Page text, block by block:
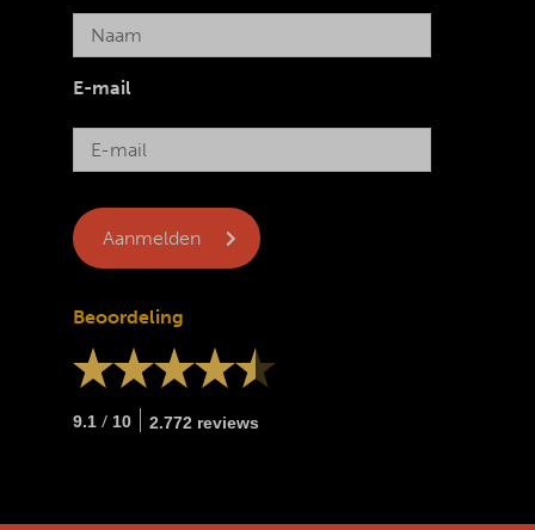
E-mail
Beoordeling
9.1 / 10 2.772 reviews